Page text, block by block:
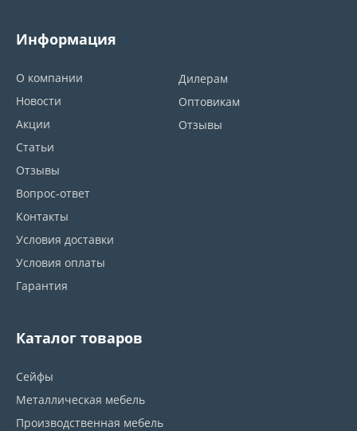
Информация
О компании
Новости
Акции
Статьи
Отзывы
Вопрос-ответ
Контакты
Условия доставки
Условия оплаты
Гарантия
Дилерам
Оптовикам
Отзывы
Каталог товаров
Сейфы
Металлическая мебель
Производственная мебель